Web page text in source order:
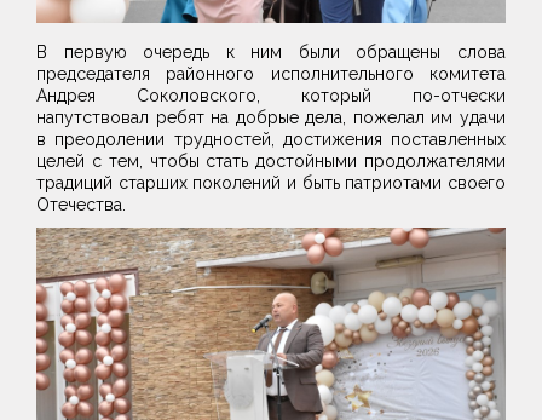
В первую очередь к ним были обращены слова
председателя районного исполнительного комитета
Андрея Соколовского, который по-отчески
напутствовал ребят на добрые дела, пожелал им удачи
в преодолении трудностей, достижения поставленных
целей с тем, чтобы стать достойными продолжателями
традиций старших поколений и быть патриотами своего
Отечества.